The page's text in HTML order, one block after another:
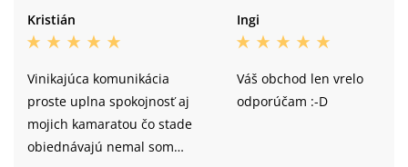
Kristián
Vinikajúca komunikácia
proste uplna spokojnosť aj
mojich kamaratou čo stade
obiednávajú nemal som
Ingi
Váš obchod len vrelo
odporúčam :-D